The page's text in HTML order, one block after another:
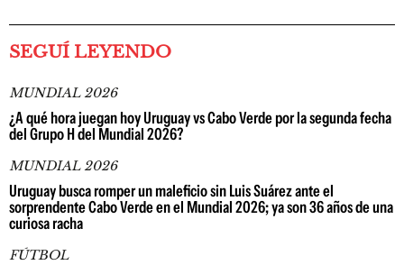
SEGUÍ LEYENDO
MUNDIAL 2026
¿A qué hora juegan hoy Uruguay vs Cabo Verde por la segunda fecha
del Grupo H del Mundial 2026?
MUNDIAL 2026
Uruguay busca romper un maleficio sin Luis Suárez ante el
sorprendente Cabo Verde en el Mundial 2026; ya son 36 años de una
curiosa racha
FÚTBOL